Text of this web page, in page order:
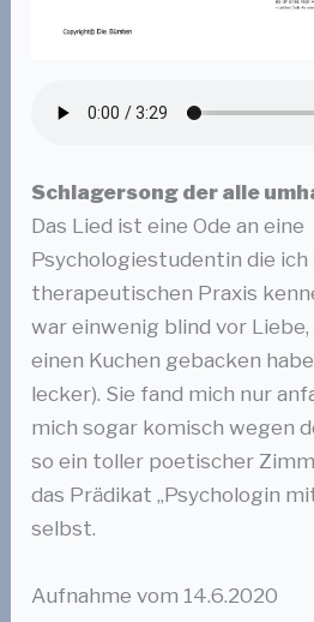
Schlagersong der alle
Das Lied ist eine Ode an eine
Psychologiestudentin die
therapeutischen Praxis
war einwenig blind vor
einen Kuchen gebacken
lecker). Sie fand mich nur
mich sogar komisch wegen
so ein toller poetischer
das Prädikat „Psychologin
selbst.
Aufnahme vom 14.6.2020